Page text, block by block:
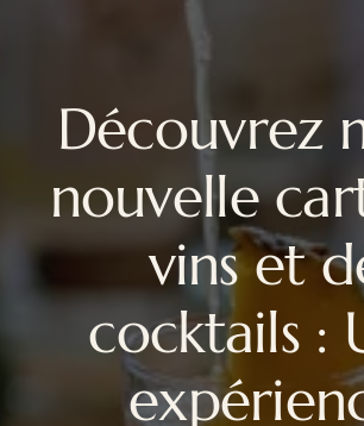
Découvrez
nouvelle
vins et
cocktails :